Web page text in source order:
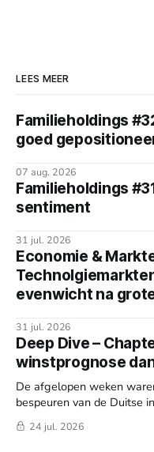
LEES MEER
Familieholdings
goed
07 aug. 2026
Familieholdings
sentiment
31 jul. 2026
Economie &
evenwicht na
31 jul. 2026
Deep Dive –
winstprognose
De afgelopen weken
bespeuren van de Duitse
(Frankfurt: CHG).
een Capital Markets Day
24 jul. 2026